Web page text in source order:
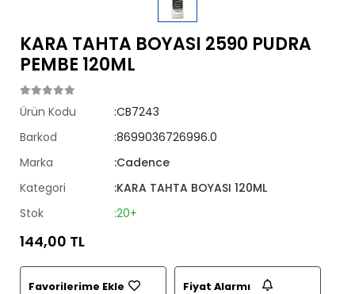
KARA TAHTA BOYASI 2590 PUDRA
PEMBE 120ML
Ürün Kodu
:CB7243
Barkod
:8699036726996.0
Marka
:Cadence
Kategori
:KARA TAHTA BOYASI 120ML
Stok
:20+
144,00 TL
Favorilerime Ekle Fiyat Alarmı